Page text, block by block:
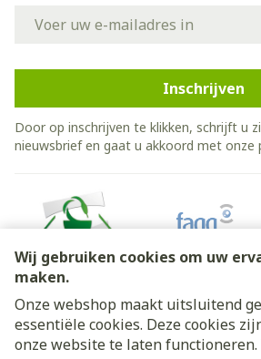
Wij gebruiken cookies om uw
maken.
Onze webshop maakt uitsluitend
essentiële cookies. Deze cookies
onze website te laten functioneren.
Inschrijven
Door op inschrijven te klikken, schrijft u
nieuwsbrief en gaat u akkoord met onze
Juridische links